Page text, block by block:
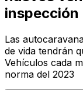
inspección
Las
de vida tendrán
Vehículos cada
norma del 2023